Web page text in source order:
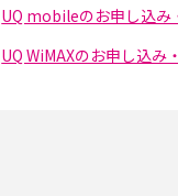
の設定方法やお
UQ mobileのお申し込み
UQ WiMAXのお申し込み